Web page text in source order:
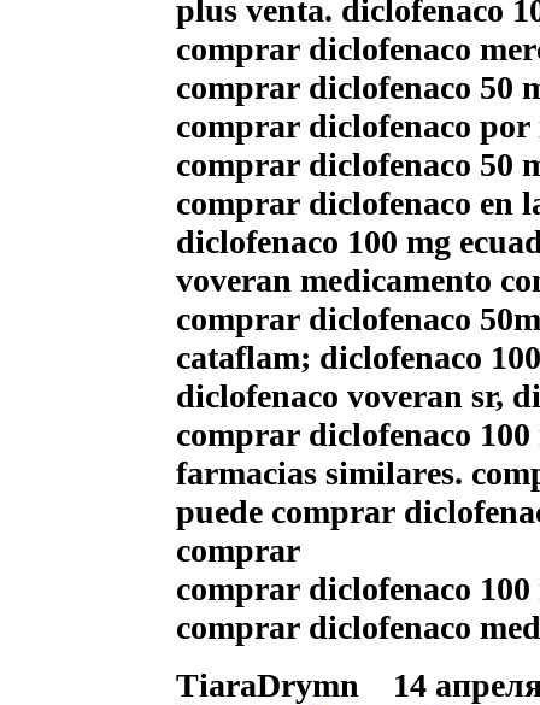
plus venta. diclofenaco
comprar diclofenaco
comprar diclofenaco 50
comprar diclofenaco
comprar diclofenaco 50
comprar diclofenaco en
diclofenaco 100 mg
voveran medicamento
comprar diclofenaco
cataflam; diclofenaco
diclofenaco voveran sr,
comprar diclofenaco
farmacias similares.
puede comprar
comprar
comprar diclofenaco 100
comprar diclofenaco
TiaraDrymn
14